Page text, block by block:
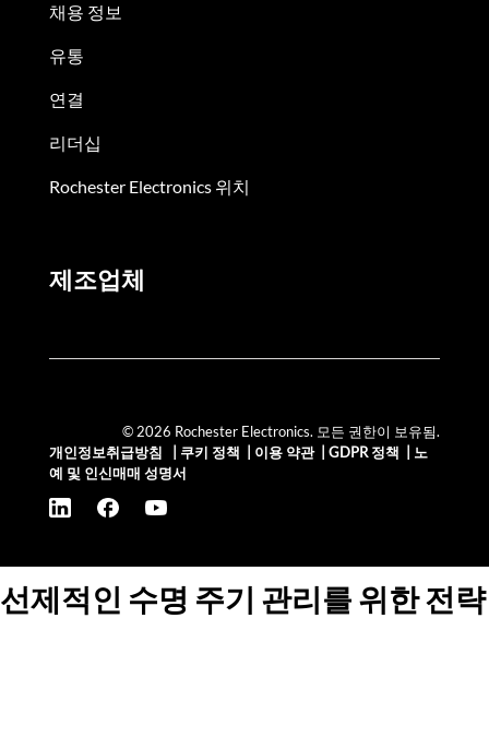
채용 정보
유통
연결
리더십
Rochester Electronics 위치
제조업체
© 2026 Rochester Electronics. 모든 권한이 보유됨.
개인정보취급방침
쿠키 정책 이용 약관| GDPR 정책
노
예 및 인신매매 성명서
선제적인 수명 주기 관리를 위한 전략